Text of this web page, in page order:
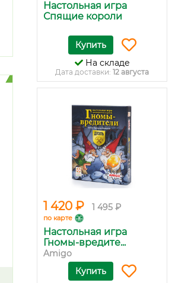
Настольная игра
Спящие короли
Купить
На складе
Дата доставки: 12 августа
1 420 ₽ 1 495 ₽
по карте
Настольная игра
Гномы-вредите...
Amigo
Купить